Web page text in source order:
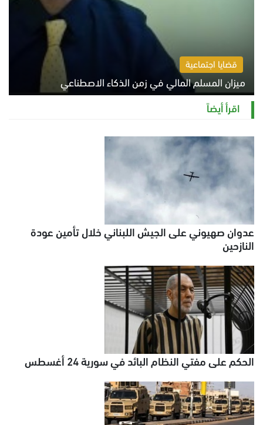
قضايا اجتماعية
ميزان المسلم المالي في زمن الذكاء الاصطناعي
السبت 8 أغسطس 2026 11:21 ص
اقرأ أيضاً
عدوان صهيوني على الجيش اللبناني خلال تأمين عودة
النازحين
الحكم على مفتي النظام البائد في سورية 24 أغسطس